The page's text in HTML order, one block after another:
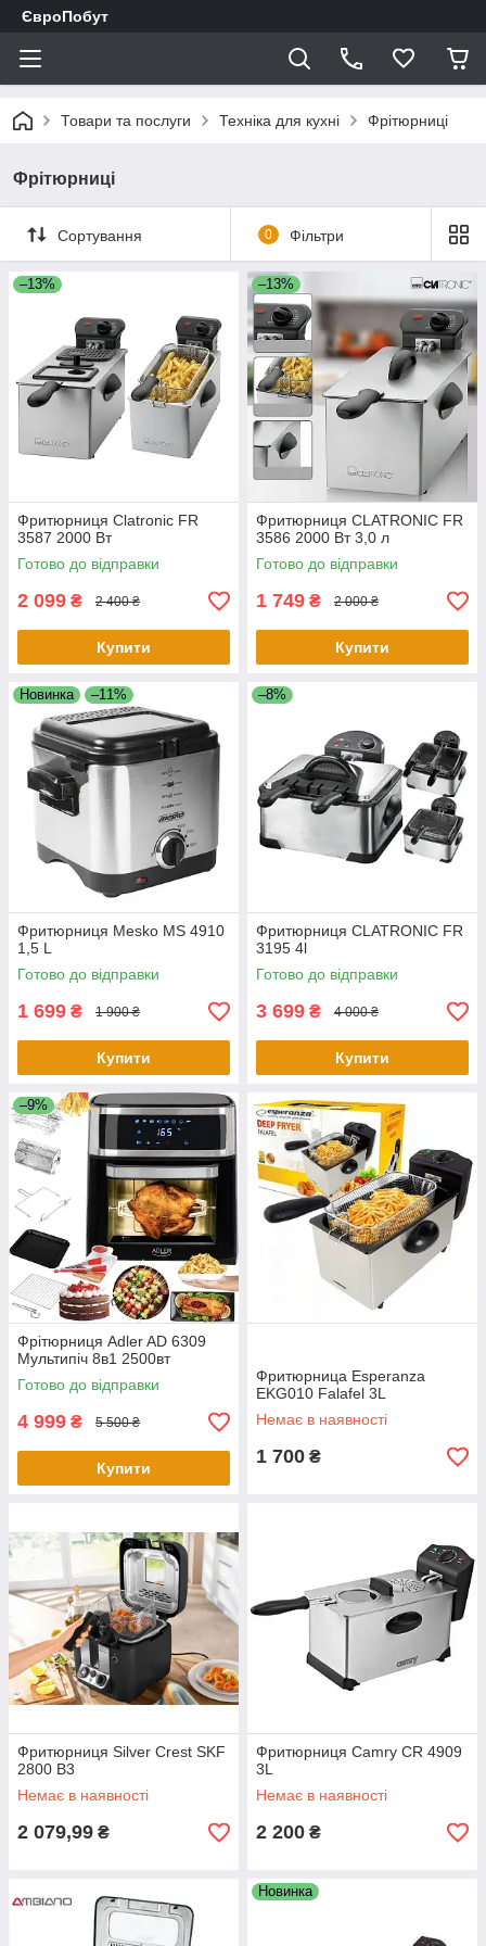
ЄвроПобут
Товари та послуги Техніка для кухні Фрітюрниці
Фрітюрниці
Сортування 0 Фільтри
–13%
Фритюрниця Clatronic FR
3587 2000 Вт
Готово до відправки
2 099 ₴ 2 400 ₴
Купити
–13%
Фритюрниця CLATRONIC FR
3586 2000 Вт 3,0 л
Готово до відправки
1 749 ₴ 2 000 ₴
Купити
Новинка –11%
Фритюрниця Mesko MS 4910
1,5 L
Готово до відправки
1 699 ₴ 1 900 ₴
Купити
–8%
Фритюрниця CLATRONIC FR
3195 4l
Готово до відправки
3 699 ₴ 4 000 ₴
Купити
–9%
Фрітюрниця Adler AD 6309
Мультипіч 8в1 2500вт
Готово до відправки
4 999 ₴ 5 500 ₴
Купити
Фритюрница Esperanza
EKG010 Falafel 3L
Немає в наявності
1 700 ₴
Фритюрниця Silver Crest SKF
2800 B3
Немає в наявності
2 079,99 ₴
Фритюрниця Camry CR 4909
3L
Немає в наявності
2 200 ₴
Новинка